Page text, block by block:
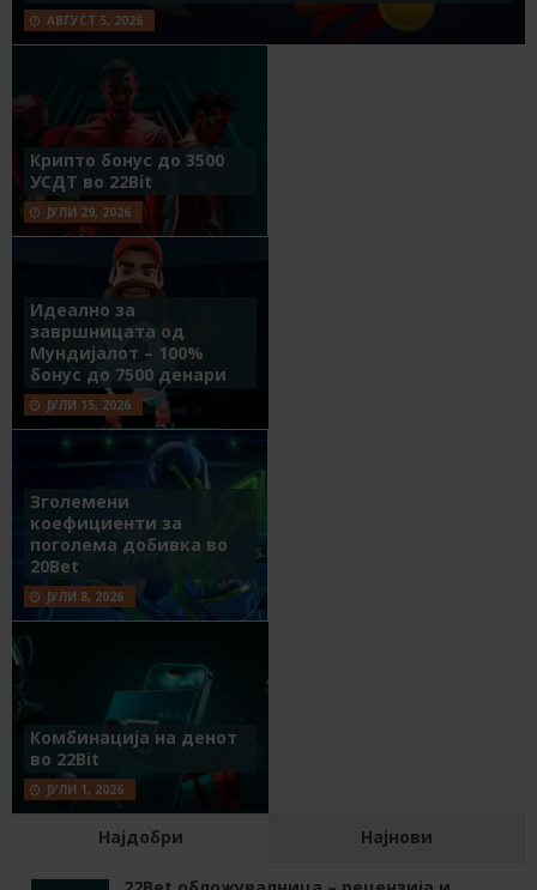
АВГУСТ 5, 2026
Крипто бонус до 3500
УСДТ во 22Bit
ЈУЛИ 29, 2026
Идеално за
завршницата од
Мундијалот – 100%
бонус до 7500 денари
ЈУЛИ 15, 2026
Зголемени
коефициенти за
поголема добивка во
20Bet
ЈУЛИ 8, 2026
Комбинација на денот
во 22Bit
ЈУЛИ 1, 2026
Најдобри Најнови